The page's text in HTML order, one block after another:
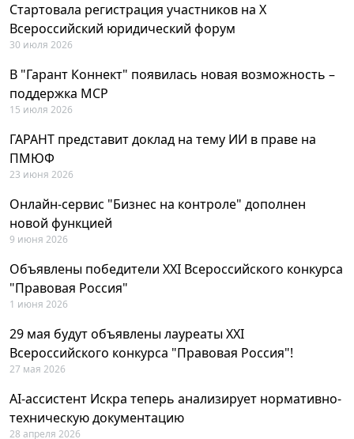
Стартовала регистрация участников на X
Всероссийский юридический форум
30 июля 2026
В "Гарант Коннект" появилась новая возможность –
поддержка MCP
15 июля 2026
ГАРАНТ представит доклад на тему ИИ в праве на
ПМЮФ
23 июня 2026
Онлайн-сервис "Бизнес на контроле" дополнен
новой функцией
9 июня 2026
Объявлены победители XXI Всероссийского конкурса
"Правовая Россия"
1 июня 2026
29 мая будут объявлены лауреаты XXI
Всероссийского конкурса "Правовая Россия"!
27 мая 2026
AI-ассистент Искра теперь анализирует нормативно-
техническую документацию
28 апреля 2026